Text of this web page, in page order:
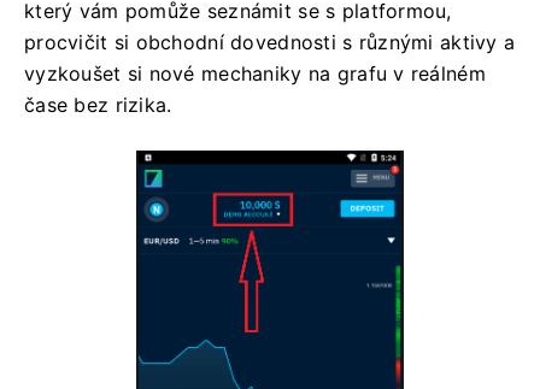
který vám pomůže seznámit se s platformou,
procvičit si obchodní dovednosti s různými aktivy a
vyzkoušet si nové mechaniky na grafu v reálném
čase bez rizika.